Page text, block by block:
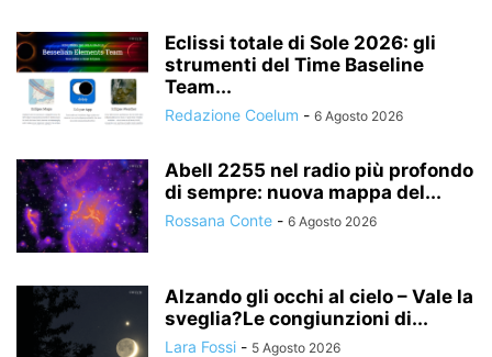
Eclissi totale di Sole 2026: gli
strumenti del Time Baseline
Team...
Redazione Coelum - 6 Agosto 2026
Abell 2255 nel radio più profondo
di sempre: nuova mappa del...
Rossana Conte - 6 Agosto 2026
Alzando gli occhi al cielo – Vale la
sveglia?Le congiunzioni di...
Lara Fossi - 5 Agosto 2026